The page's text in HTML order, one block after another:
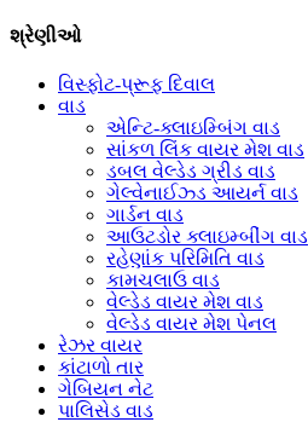
શ્રેણીઓ
વિસ્ફોટ-પ્રૂફ દિવાલ
વાડ
એન્ટિ-ક્લાઇમ્બિંગ વાડ
સાંકળ લિંક વાયર મેશ વાડ
ડબલ વેલ્ડેડ ગ્રીડ વાડ
ગેલ્વેનાઈઝ્ડ આયર્ન વાડ
ગાર્ડન વાડ
આઉટડોર ક્લાઇમ્બીંગ વાડ
રહેણાંક પરિમિતિ વાડ
કામચલાઉ વાડ
વેલ્ડેડ વાયર મેશ વાડ
વેલ્ડેડ વાયર મેશ પેનલ
રેઝર વાયર
કાંટાળો તાર
ગેબિયન નેટ
પાલિસેડ વાડ